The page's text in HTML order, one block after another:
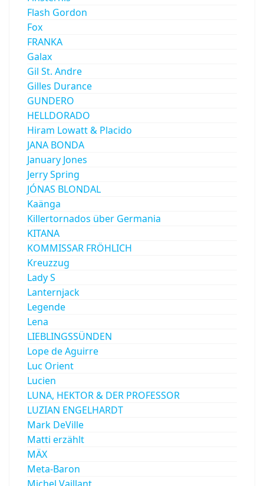
Flash Gordon
Fox
FRANKA
Galax
Gil St. Andre
Gilles Durance
GUNDERO
HELLDORADO
Hiram Lowatt & Placido
JANA BONDA
January Jones
Jerry Spring
JÓNAS BLONDAL
Kaänga
Killertornados über Germania
KITANA
KOMMISSAR FRÖHLICH
Kreuzzug
Lady S
Lanternjack
Legende
Lena
LIEBLINGSSÜNDEN
Lope de Aguirre
Luc Orient
Lucien
LUNA, HEKTOR & DER PROFESSOR
LUZIAN ENGELHARDT
Mark DeVille
Matti erzählt
MÄX
Meta-Baron